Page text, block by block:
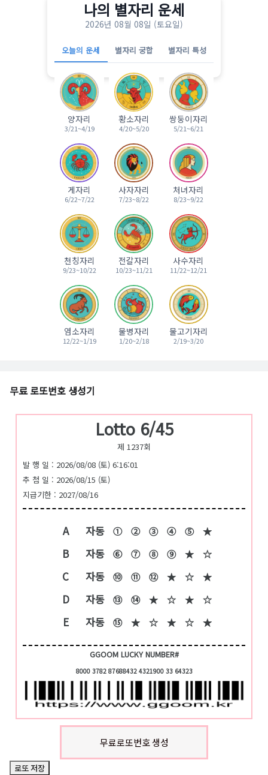
나의 별자리 운세
2026년 08월 08일 (토요일)
오늘의 운세 별자리 궁합 별자리 특성
양자리
3/21~4/19
황소자리
4/20~5/20
쌍둥이자리
5/21~6/21
게자리
6/22~7/22
사자자리
7/23~8/22
처녀자리
8/23~9/22
천칭자리
9/23~10/22
전갈자리
10/23~11/21
사수자리
11/22~12/21
염소자리
12/22~1/19
물병자리
1/20~2/18
물고기자리
2/19~3/20
무료 로또번호 생성기
Lotto 6/45
제 1237회
발 행 일 : 2026/08/08 (토) 6:16:01
추 첨 일 : 2026/08/15 (토)
지급기한 : 2027/08/16
A 자동 ① ② ③ ④ ⑤ ★
B 자동 ⑥ ⑦ ⑧ ⑨ ★ ☆
C 자동 ⑩ ⑪ ⑫ ★ ☆ ★
D 자동 ⑬ ⑭ ★ ☆ ★ ☆
E 자동 ⑮ ★ ☆ ★ ☆ ★
GGOOM LUCKY NUMBER#
8000 3782 87688432 4321900 33 64323
무료로또번호 생성
로또 저장